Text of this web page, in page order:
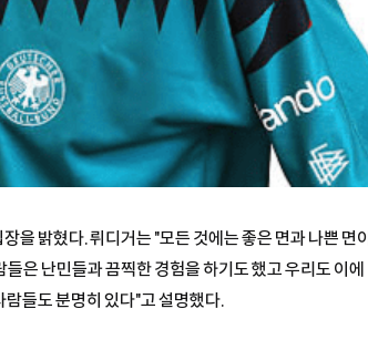
을 밝혔다. 뤼디거는 "모든 것에는 좋은 면과 나쁜 면이
은 난민들과 끔찍한 경험을 하기도 했고 우리도 이에
들도 분명히 있다"고 설명했다.